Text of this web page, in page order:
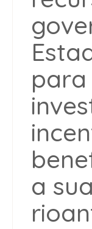
para
a